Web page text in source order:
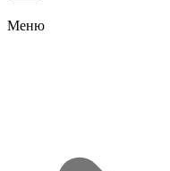
Меню